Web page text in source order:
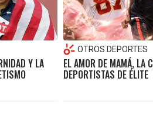
Y LA
OTROS DEPORTES
EL AMOR DE MAMÁ, LA
DEPORTISTAS DE ÉLITE